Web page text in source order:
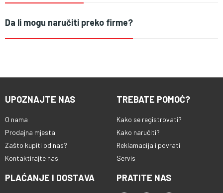
Da li mogu naručiti preko firme?
UPOZNAJTE NAS
O nama
Prodajna mjesta
Zašto kupiti od nas?
Kontaktirajte nas
TREBATE POMOĆ?
Kako se registrovati?
Kako naručiti?
Reklamacija i povrati
Servis
PLAĆANJE I DOSTAVA PRATITE NAS